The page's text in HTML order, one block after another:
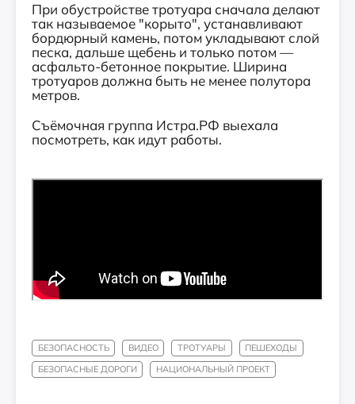
При обустройстве тротуара сначала делают
так называемое "корыто", устанавливают
бордюрный камень, потом укладывают слой
песка, дальше щебень и только потом —
асфальто-бетонное покрытие. Ширина
тротуаров должна быть не менее полутора
метров.
Съёмочная группа Истра.РФ выехала
посмотреть, как идут работы.
БЕЗОПАСНОСТЬ ВИДЕО ТРОТУАРЫ
ПЕШЕХОДЫ
БЕЗОПАСНЫЕ ДОРОГИ
НАЦИОНАЛЬНЫЙ ПРОЕКТ